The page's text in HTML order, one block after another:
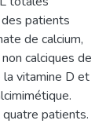
patients
de calcium,
calciques de
la vitamine D et
patients.